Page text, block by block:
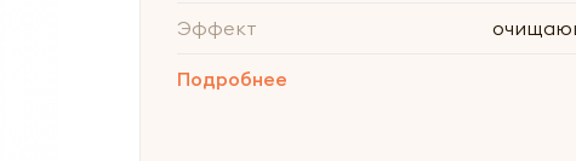
Эффект
Подробнее